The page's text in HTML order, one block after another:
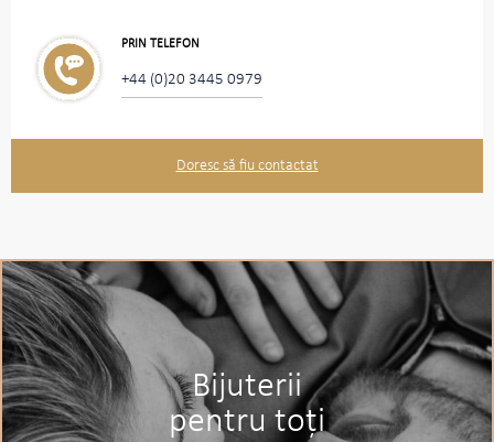
PRIN TELEFON
+44 (0)20 3445 0979
Doresc să fiu contactat
Bijuterii
pentru toți